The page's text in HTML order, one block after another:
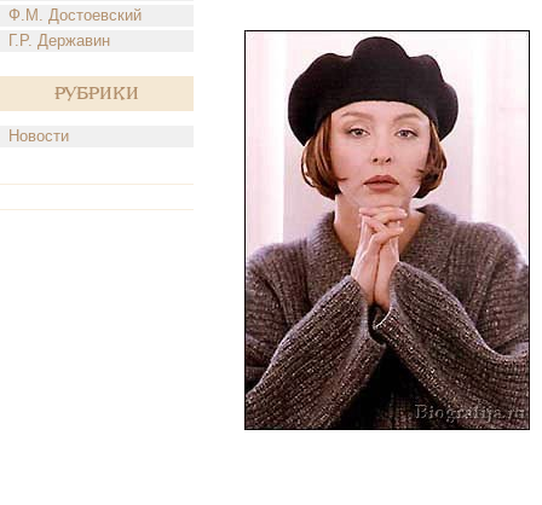
Ф.М. Достоевский
Г.Р. Державин
Рубрики
Новости